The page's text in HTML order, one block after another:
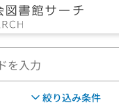
絞り込み条件